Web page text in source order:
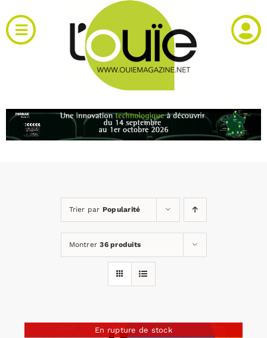
au
contenu
Toggle
Navigation
RH et emploi
Trier par Popularité
Montrer36 produits
En rupture de stock